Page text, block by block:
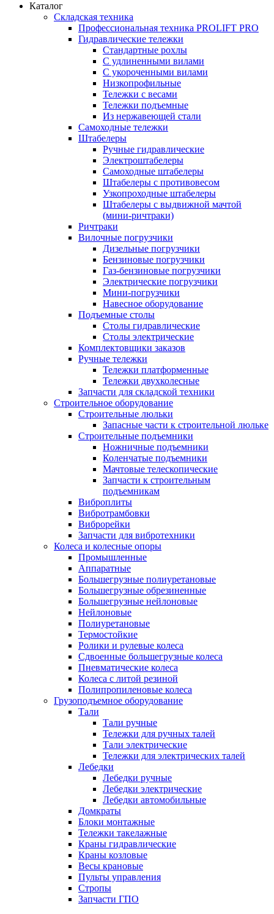
Каталог
Складская техника
Профессиональная техника PROLIFT PRO
Гидравлические тележки
Стандартные рохлы
С удлиненными вилами
С укороченными вилами
Низкопрофильные
Тележки с весами
Тележки подъемные
Из нержавеющей стали
Самоходные тележки
Штабелеры
Ручные гидравлические
Электроштабелеры
Самоходные штабелеры
Штабелеры с противовесом
Узкопроходные штабелеры
Штабелеры с выдвижной мачтой
(мини-ричтраки)
Ричтраки
Вилочные погрузчики
Дизельные погрузчики
Бензиновые погрузчики
Газ-бензиновые погрузчики
Электрические погрузчики
Мини-погрузчики
Навесное оборудование
Подъемные столы
Столы гидравлические
Столы электрические
Комплектовщики заказов
Ручные тележки
Тележки платформенные
Тележки двухколесные
Запчасти для складской техники
Строительное оборудование
Строительные люльки
Запасные части к строительной люльке
Строительные подъемники
Ножничные подъемники
Коленчатые подъемники
Мачтовые телескопические
Запчасти к строительным
подъемникам
Виброплиты
Вибротрамбовки
Виброрейки
Запчасти для вибротехники
Колеса и колесные опоры
Промышленные
Аппаратные
Большегрузные полиуретановые
Большегрузные обрезиненные
Большегрузные нейлоновые
Нейлоновые
Полиуретановые
Термостойкие
Ролики и рулевые колеса
Сдвоенные большегрузные колеса
Пневматические колеса
Колеса с литой резиной
Полипропиленовые колеса
Грузоподъемное оборудование
Тали
Тали ручные
Тележки для ручных талей
Тали электрические
Тележки для электрических талей
Лебедки
Лебедки ручные
Лебедки электрические
Лебедки автомобильные
Домкраты
Блоки монтажные
Тележки такелажные
Краны гидравлические
Краны козловые
Весы крановые
Пульты управления
Стропы
Запчасти ГПО